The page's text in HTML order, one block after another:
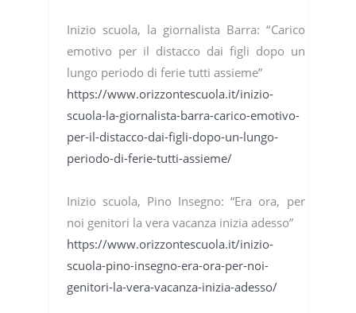
Inizio scuola, la giornalista Barra: “Carico
emotivo per il distacco dai figli dopo un
lungo periodo di ferie tutti assieme”
https://www.orizzontescuola.it/inizio-
scuola-la-giornalista-barra-carico-emotivo-
per-il-distacco-dai-figli-dopo-un-lungo-
periodo-di-ferie-tutti-assieme/
Inizio scuola, Pino Insegno: “Era ora, per
noi genitori la vera vacanza inizia adesso”
https://www.orizzontescuola.it/inizio-
scuola-pino-insegno-era-ora-per-noi-
genitori-la-vera-vacanza-inizia-adesso/